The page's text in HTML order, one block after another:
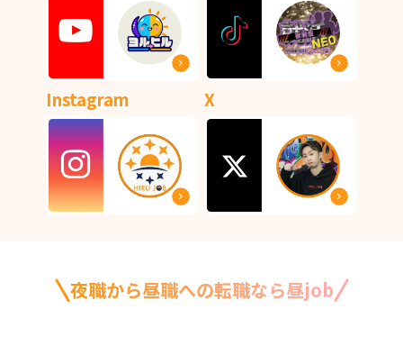
Instagram X
夜職から昼職への転職なら昼job